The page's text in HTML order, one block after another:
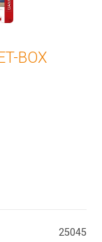
BOX
25045